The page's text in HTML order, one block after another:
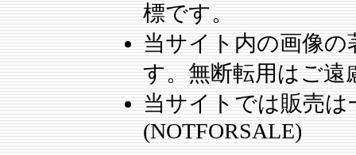
標です。
当サイト内の画像の
す。無断転用はご遠
当サイトでは販売
(NOTFORSALE)